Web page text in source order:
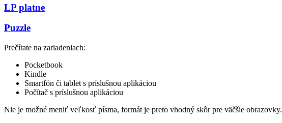
LP platne
Puzzle
Prečítate na zariadeniach:
Pocketbook
Kindle
Smartfón či tablet s príslušnou aplikáciou
Počítač s príslušnou aplikáciou
Nie je možné meniť veľkosť písma, formát je preto vhodný skôr pre väčšie obrazovky.